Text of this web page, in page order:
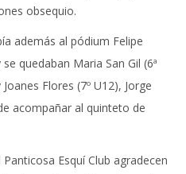
obsequio.
además al pódium Felipe
quedaban Maria San Gil (6ª
Flores (7º U12), Jorge
acompañar al quinteto de
Esquí Club agradecen